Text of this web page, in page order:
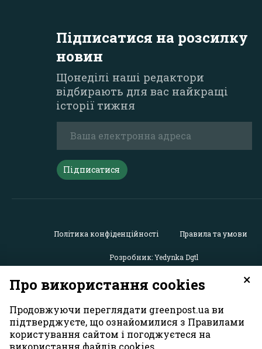
Підписатися на розсилку
новин
Щонеділі наші редактори
відбирають для вас найкращі
історії тижня
Підписатися
Політика конфіденційності Правила та умови
Розробник: Yedynka Dgtl
використовуватися іншими користувачами
обов’язковим активним гіперпосиланням на
https://greenpost.ua, розміщеним у першому абзаці
Також активне гіперпосилання на сайтgreenpost.ua
×
Про використання cookies
Продовжуючи переглядати greenpost.ua ви
підтверджуєте, що ознайомилися з Правилами
користування сайтом і погоджуєтеся на
використання файлів cookies